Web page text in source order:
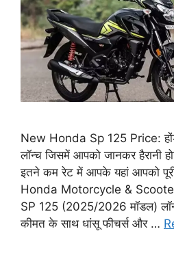
New Honda Sp 125 Price:
लॉन्च जिसमें आपको जानकर हैरानी
इतने कम रेट में आपके यहां आपको पूरी
Honda Motorcycle &
SP 125 (2025/2026 मॉडल)
कीमत के साथ धांसू फीचर्स और …